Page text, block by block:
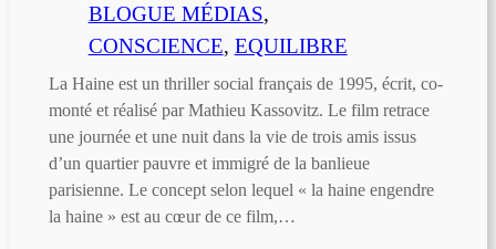
BLOGUE MÉDIAS
CONSCIENCE, EQUILIBRE
La Haine est un thriller social français de 1995, écrit, co-
monté et réalisé par Mathieu Kassovitz. Le film retrace
une journée et une nuit dans la vie de trois amis issus
d’un quartier pauvre et immigré de la banlieue
parisienne. Le concept selon lequel « la haine engendre
la haine » est au cœur de ce film,…